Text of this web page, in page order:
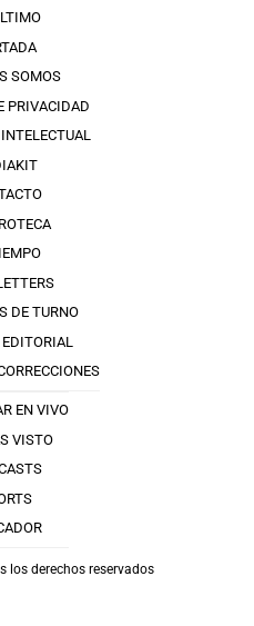
SOMOS
PRIVACIDAD
DE TURNO
EN VIVO
VISTO
los derechos reservados